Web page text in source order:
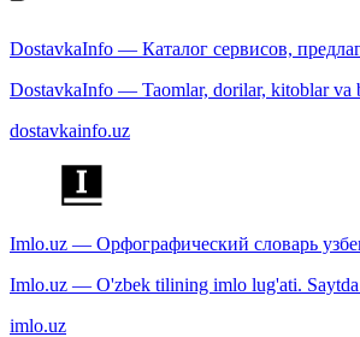
DostavkaInfo — Каталог сервисов,
DostavkaInfo — Taomlar, dorilar, kitoblar va
dostavkainfo.uz
Imlo.uz — Орфографический словарь
Imlo.uz — O'zbek tilining imlo lug'ati. Saytda
imlo.uz